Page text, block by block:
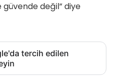
değil” diye
tercih edilen